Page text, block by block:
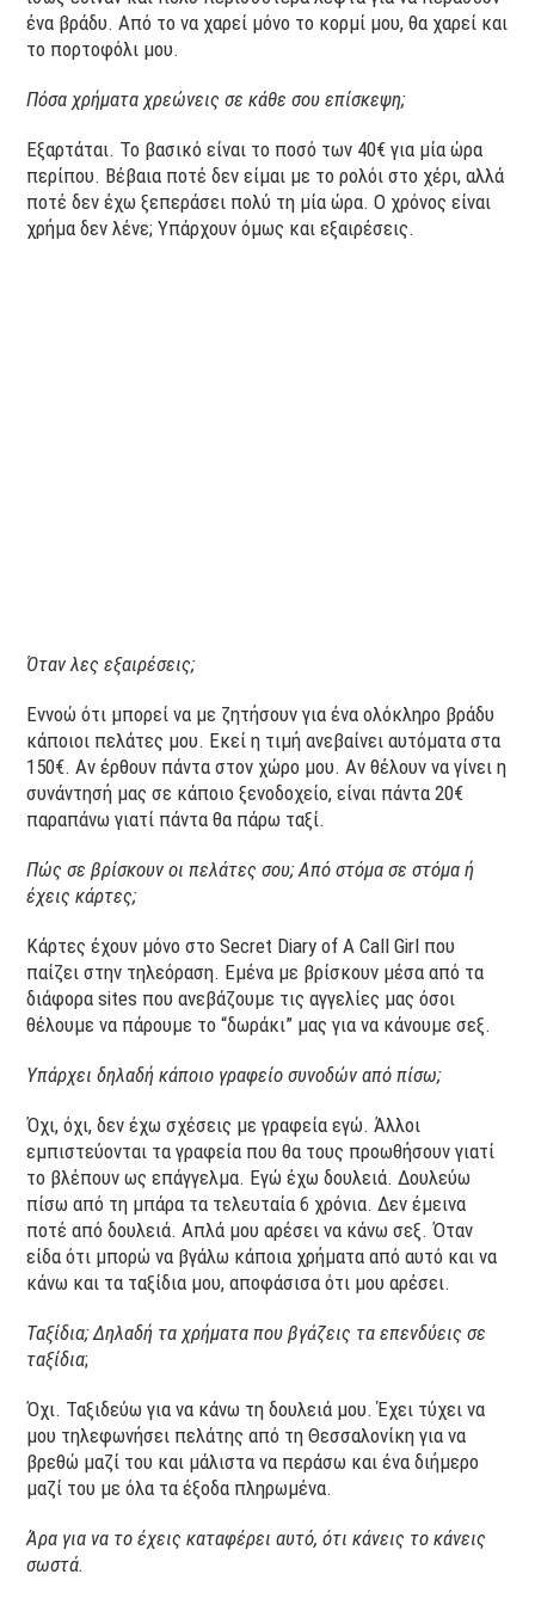
ένα βράδυ. Από το να χαρεί μόνο το κορμί μου, θα χαρεί και
το πορτοφόλι μου.
Πόσα χρήματα χρεώνεις σε κάθε σου επίσκεψη;
Εξαρτάται. Το βασικό είναι το ποσό των 40€ για μία ώρα
περίπου. Βέβαια ποτέ δεν είμαι με το ρολόι στο χέρι, αλλά
ποτέ δεν έχω ξεπεράσει πολύ τη μία ώρα. Ο χρόνος είναι
χρήμα δεν λένε; Υπάρχουν όμως και εξαιρέσεις.
Όταν λες εξαιρέσεις;
Εννοώ ότι μπορεί να με ζητήσουν για ένα ολόκληρο βράδυ
κάποιοι πελάτες μου. Εκεί η τιμή ανεβαίνει αυτόματα στα
150€. Αν έρθουν πάντα στον χώρο μου. Αν θέλουν να γίνει η
συνάντησή μας σε κάποιο ξενοδοχείο, είναι πάντα 20€
παραπάνω γιατί πάντα θα πάρω ταξί.
Πώς σε βρίσκουν οι πελάτες σου; Από στόμα σε στόμα ή
έχεις κάρτες;
Κάρτες έχουν μόνο στο Secret Diary of A Call Girl που
παίζει στην τηλεόραση. Εμένα με βρίσκουν μέσα από τα
διάφορα sites που ανεβάζουμε τις αγγελίες μας όσοι
θέλουμε να πάρουμε το “δωράκι” μας για να κάνουμε σεξ.
Υπάρχει δηλαδή κάποιο γραφείο συνοδών από πίσω;
Όχι, όχι, δεν έχω σχέσεις με γραφεία εγώ. Άλλοι
εμπιστεύονται τα γραφεία που θα τους προωθήσουν γιατί
το βλέπουν ως επάγγελμα. Εγώ έχω δουλειά. Δουλεύω
πίσω από τη μπάρα τα τελευταία 6 χρόνια. Δεν έμεινα
ποτέ από δουλειά. Απλά μου αρέσει να κάνω σεξ. Όταν
είδα ότι μπορώ να βγάλω κάποια χρήματα από αυτό και να
κάνω και τα ταξίδια μου, αποφάσισα ότι μου αρέσει.
Ταξίδια; Δηλαδή τα χρήματα που βγάζεις τα επενδύεις σε
ταξίδια;
Όχι. Ταξιδεύω για να κάνω τη δουλειά μου. Έχει τύχει να
μου τηλεφωνήσει πελάτης από τη Θεσσαλονίκη για να
βρεθώ μαζί του και μάλιστα να περάσω και ένα διήμερο
μαζί του με όλα τα έξοδα πληρωμένα.
Άρα για να το έχεις καταφέρει αυτό, ότι κάνεις το κάνεις
σωστά.